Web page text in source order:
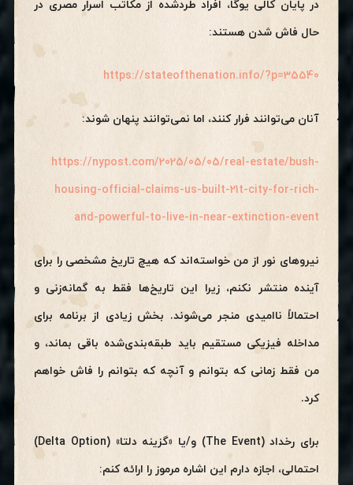
در پایان کالی یوگا، افراد طردشده از مکاتب اسرار مصری در
حال فاش شدن هستند:
https://stateofthenation.info/?p=35540
آنان می‌توانند فرار کنند، اما نمی‌توانند پنهان شوند:
https://nypost.com/2025/05/05/real-estate/bush-
housing-official-claims-us-built-21t-city-for-rich-
and-powerful-to-live-in-near-extinction-event
نیروهای نور از من خواسته‌اند که هیچ تاریخ مشخصی را برای
آینده منتشر نکنم، زیرا این تاریخ‌ها فقط به گمانه‌زنی و
احتمالاً ناامیدی منجر می‌شوند. بخش زیادی از برنامه برای
مداخله فیزیکی مستقیم باید طبقه‌بندی‌شده باقی بماند، و
من فقط زمانی که بتوانم و آنچه که بتوانم را فاش خواهم
کرد.
برای رخداد (The Event) و/یا «گزینه دلتا» (Delta Option)
احتمالی، اجازه دارم این اشاره مرموز را ارائه کنم: